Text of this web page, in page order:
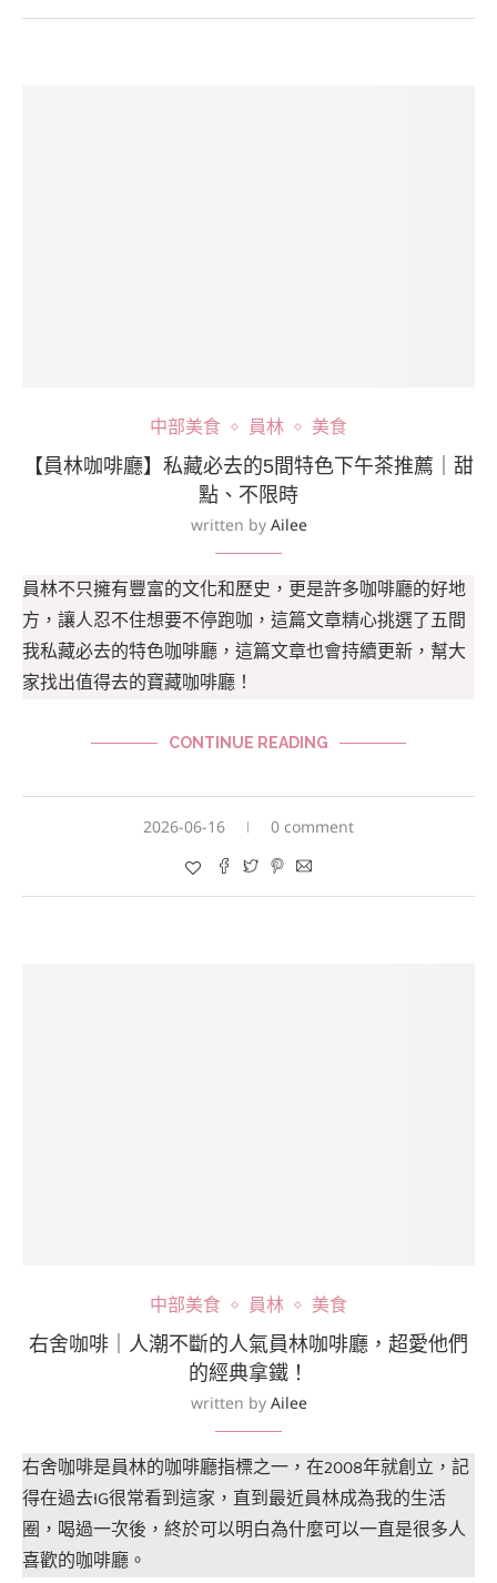
中部美食 員林 美食
【員林咖啡廳】私藏必去的5間特色下午茶推薦｜甜
點、不限時
written by Ailee
員林不只擁有豐富的文化和歷史，更是許多咖啡廳的好地
方，讓人忍不住想要不停跑咖，這篇文章精心挑選了五間
我私藏必去的特色咖啡廳，這篇文章也會持續更新，幫大
家找出值得去的寶藏咖啡廳！
CONTINUE READING
2026-06-16 0 comment
中部美食 員林 美食
右舍咖啡｜人潮不斷的人氣員林咖啡廳，超愛他們
的經典拿鐵！
written by Ailee
右舍咖啡是員林的咖啡廳指標之一，在2008年就創立，記
得在過去IG很常看到這家，直到最近員林成為我的生活
圈，喝過一次後，終於可以明白為什麼可以一直是很多人
喜歡的咖啡廳。